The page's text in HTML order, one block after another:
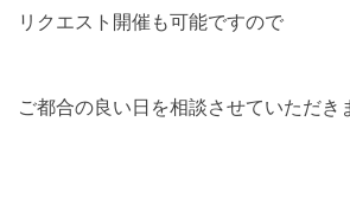
リクエスト開催も可能ですので
ご都合の良い日を相談させていただき